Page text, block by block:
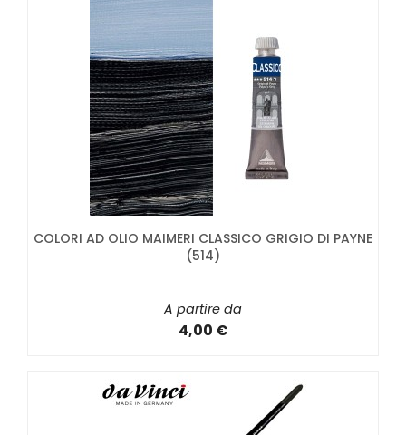
COLORI AD OLIO MAIMERI CLASSICO GRIGIO DI PAYNE
(514)
A partire da
4,00 €